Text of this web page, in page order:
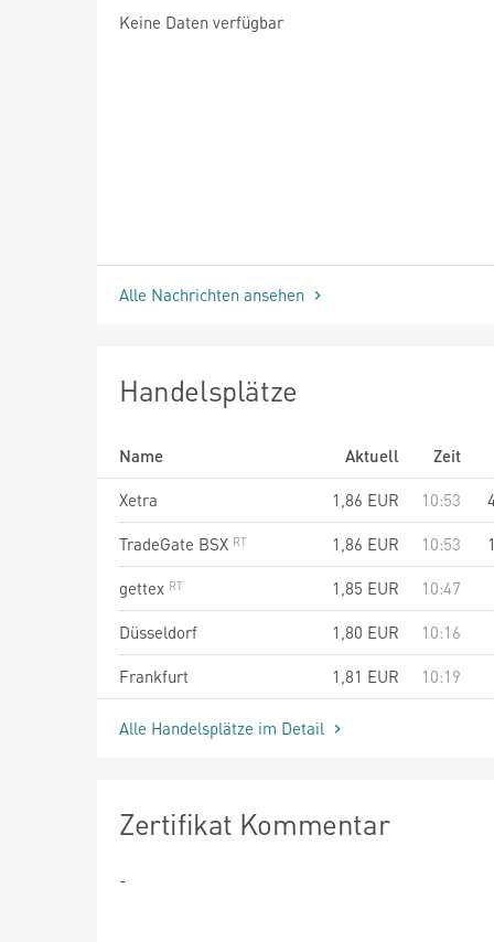
Keine Daten verfügbar
Alle Nachrichten ansehen
Handelsplätze
Name Aktuell
Zeit
Xetra
1,86 EUR 10:53
TradeGate BSX
1,86 EUR 10:53
gettex
1,85 EUR
10:47
Düsseldorf
1,80 EUR
10:16
Frankfurt
1,81 EUR 10:19
Alle Handelsplätze im Detail
Zertifikat Kommentar
-